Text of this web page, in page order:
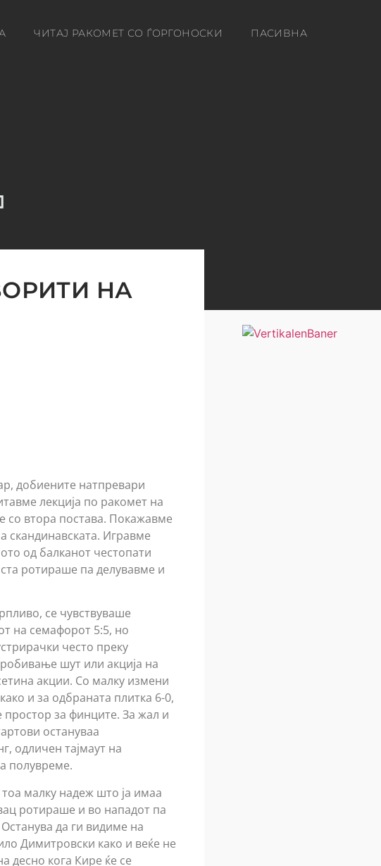
ЧИТАЈ РАКОМЕТ СО ЃОРГОНОСКИ ПАСИВНА
НА
добиените натпревари
лекција по ракомет на
со втора постава. Покажавме
скандинавската. Игравме
од балканот честопати
ротираше па делувавме и
се чувствуваше
на семафорот 5:5, но
често преку
шут или акција на
акции. Со малку измени
и за одбраната плитка 6-0,
за финците. За жал и
остануваа
одличен тајмаут на
полувреме.
малку надеж што ја имаа
ротираше и во нападот па
да ги видиме на
Димитровски како и веќе не
десно кога Кире ќе се